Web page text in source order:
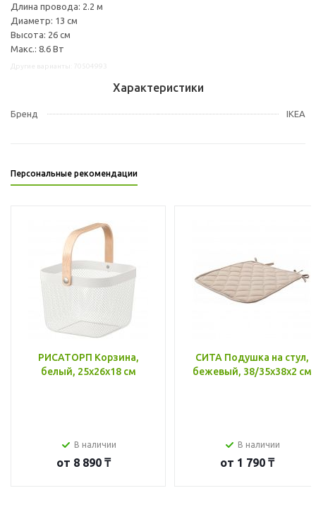
Длина провода: 2.2 м
Диаметр: 13 см
Высота: 26 см
Макс.: 8.6 Вт
Характеристики
Бренд IKEA
Персональные рекомендации
РИСАТОРП Корзина,
белый, 25x26x18 см
В наличии
от 8 890 ₸
СИТА Подушка на стул,
бежевый, 38/35x38x2 см
В наличии
от 1 790 ₸